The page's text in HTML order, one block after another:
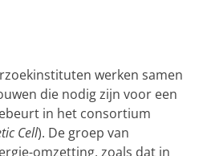
werken samen
die nodig zijn voor een
in het consortium
Cell). De groep van
omzetting, zoals dat in